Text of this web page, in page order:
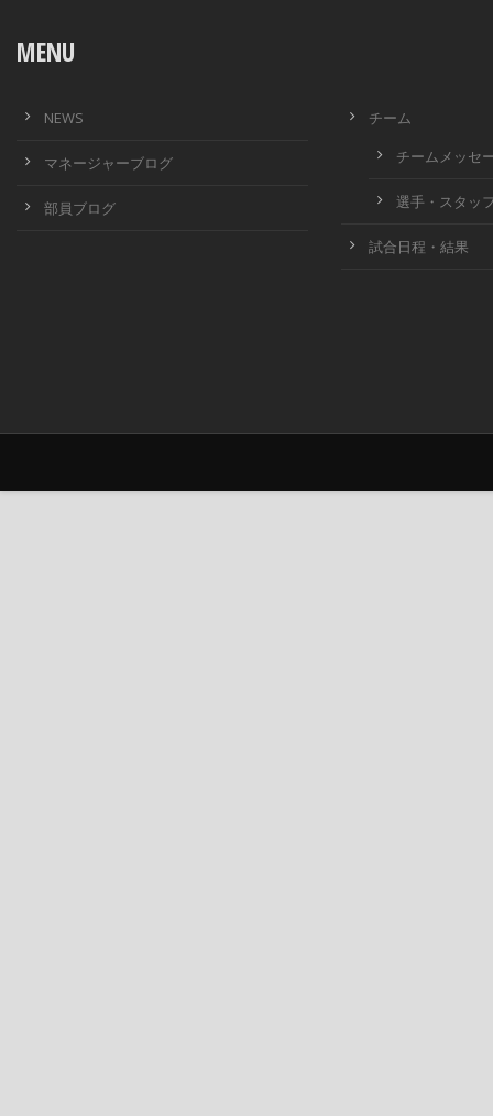
MENU
NEWS
マネージャーブログ
部員ブログ
チーム
チームメッセ
選手・スタッ
試合日程・結果